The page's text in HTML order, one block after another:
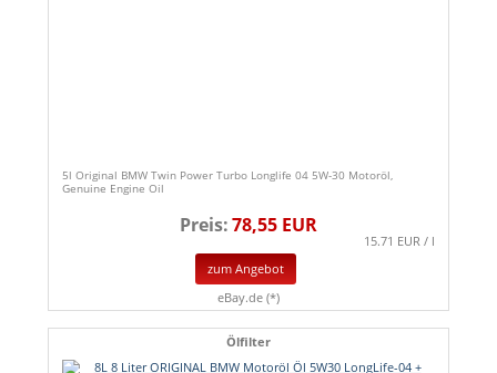
5l Original BMW Twin Power Turbo Longlife 04 5W-30 Motoröl,
Genuine Engine Oil
Preis:78,55 EUR
15.71 EUR / l
zum Angebot
eBay.de (*)
Ölfilter